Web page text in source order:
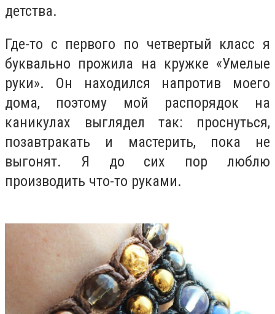
детства.
Где-то с первого по четвертый класс я
буквально прожила на кружке «Умелые
руки». Он находился напротив моего
дома, поэтому мой распорядок на
каникулах выглядел так: проснуться,
позавтракать и мастерить, пока не
выгонят. Я до сих пор люблю
производить что-то руками.